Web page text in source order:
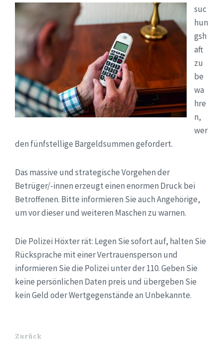
suc
hun
gsh
aft
zu
be
wa
hre
n,
wer
den fünfstellige Bargeldsummen gefordert.
Das massive und strategische Vorgehen der
Betrüger/-innen erzeugt einen enormen Druck bei
Betroffenen. Bitte informieren Sie auch Angehörige,
um vor dieser und weiteren Maschen zu warnen.
Die Polizei Höxter rät: Legen Sie sofort auf, halten Sie
Rücksprache mit einer Vertrauensperson und
informieren Sie die Polizei unter der 110. Geben Sie
keine persönlichen Daten preis und übergeben Sie
kein Geld oder Wertgegenstände an Unbekannte.
Zurück